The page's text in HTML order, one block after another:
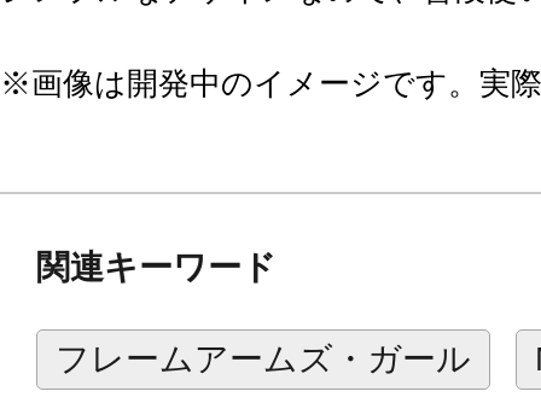
※画像は開発中のイメージです。実
関連キーワード
フレームアームズ・ガール